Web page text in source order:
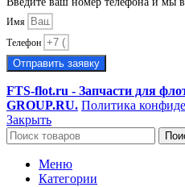
Имя
Телефон
Отправить заявку
FTS-flot.ru - Запчасти для
GROUP.RU. Политика
Закрыть
Меню
Категории